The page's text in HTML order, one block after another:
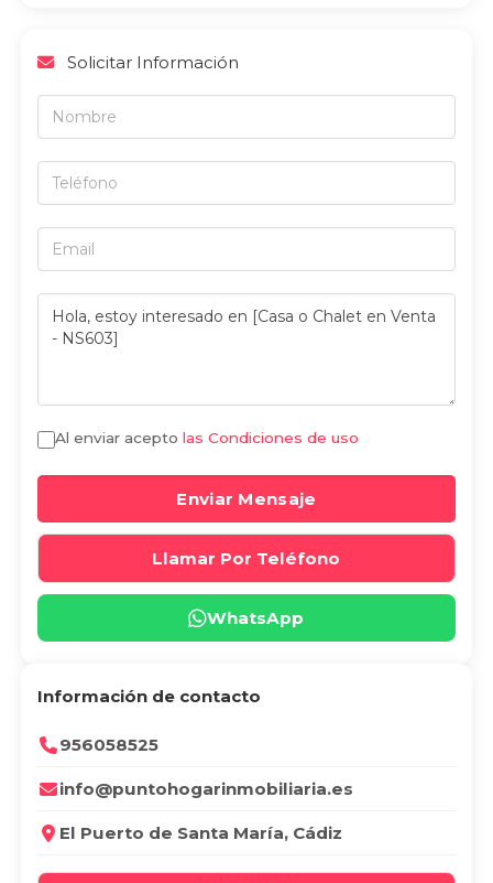
Solicitar Información
Al enviar aceptolas Condiciones de uso
Enviar Mensaje
Llamar Por Teléfono
WhatsApp
Información de contacto
956058525
info@puntohogarinmobiliaria.es
El Puerto de Santa María, Cádiz